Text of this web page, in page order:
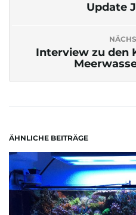
Update
Interview zu den
ÄHNLICHE BEITRÄGE